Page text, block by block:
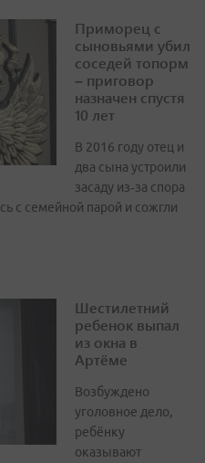
Приморец с
сыновьями убил
соседей топорм
– приговор
назначен спустя
10 лет
В 2016 году отец и
два сына устроили
засаду из‑за спора
с семейной парой и сожгли
Шестилетний
ребенок выпал
из окна в
Артёме
Возбуждено
уголовное дело,
ребёнку
оказывают